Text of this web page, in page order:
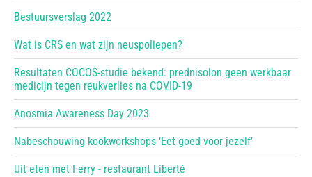
Bestuursverslag 2022
Wat is CRS en wat zijn neuspoliepen?
Resultaten COCOS-studie bekend: prednisolon geen werkbaar
medicijn tegen reukverlies na COVID-19
Anosmia Awareness Day 2023
Nabeschouwing kookworkshops ‘Eet goed voor jezelf’
Uit eten met Ferry - restaurant Liberté